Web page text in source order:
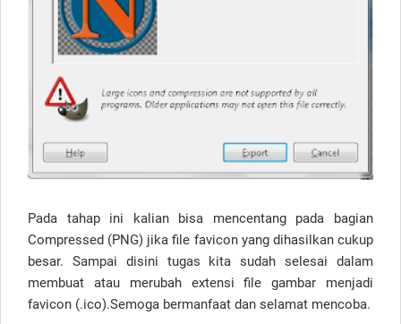
Pada tahap ini kalian bisa mencentang pada bagian
Compressed (PNG) jika file favicon yang dihasilkan cukup
besar. Sampai disini tugas kita sudah selesai dalam
membuat atau merubah extensi file gambar menjadi
favicon (.ico).Semoga bermanfaat dan selamat mencoba.